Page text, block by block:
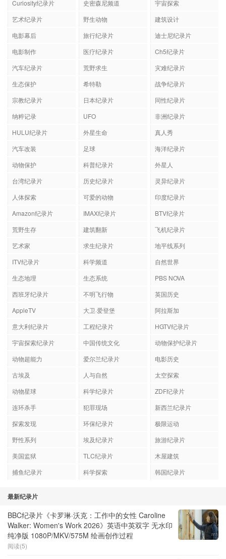
Curiosity纪录片 史密森尼频道
宇宙探索
艺术纪录片
野生动物
建筑设计
电影幕后
旅行纪录片
迪士尼纪录片
电影制作
医疗纪录片
Ch5纪录片
汽车纪录片
荒野求生
灾难纪录片
生态保护
希特勒
战争纪录片
宗教纪录片
日本纪录片
同性纪录片
纳粹记录
UFO
非洲纪录片
HULU纪录片
外星生命
真人秀
汽车改装
足球
海洋纪录片
动物保护
科普纪录片
外星人
台湾纪录片
历史纪录片
灵异纪录片
人体探索
可爱的动物
印度纪录片
Amazon纪录片
IMAX纪录片
BTV纪录片
荒野生存
建筑翻新
飞机纪录片
艺术家
求生纪录片
地平线系列
ITV纪录片
科学频道
自然世界
生态地理
生态系统
PBS NOVA
西班牙纪录片
不明飞行物
英国历史
AppleTV
大卫·爱登堡
阿拉斯加
意大利纪录片
工程纪录片
HGTV纪录片
宇宙探索纪录片
中国传统文化
动物保护纪录片
动物超能力
爱尔兰纪录片
电影历史
古埃及
人与自然
太空探索
动物星球
科学纪录片
ZDF纪录片
连环杀手
犯罪现场
新西兰纪录片
探索发现
环保纪录片
极限运动
野性系列
埃及纪录片
旅游纪录片
美国监狱
TLC纪录片
木屋建筑
捕鱼纪录片
科学探索 韩国纪录片
最新纪录片
BBC纪录片《卡罗琳·沃克：工作中的女性 Caroline
Walker: Women's Work 2026》英语中英双字 无水印
纯净版 1080P/MKV/575M 绘画创作过程
阅读(5)